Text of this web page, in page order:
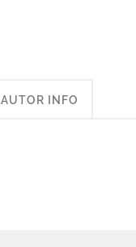
AUTOR INFO